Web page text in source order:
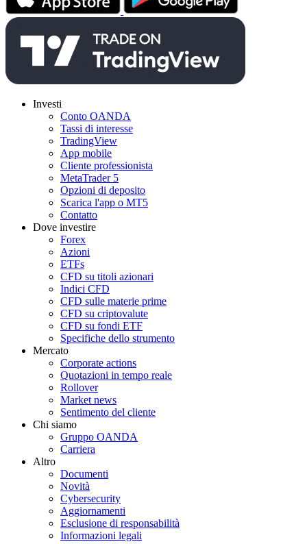
Investi
Conto OANDA
Tassi di interesse
TradingView
App mobile
Cliente professionista
MetaTrader 5
Opzioni di deposito
Scarica l'app o MT5
Contatto
Dove investire
Forex
Azioni
ETFs
CFD su titoli azionari
Indici CFD
CFD sulle materie prime
CFD su criptovalute
CFD su fondi ETF
Specifiche dello strumento
Mercato
Corporate actions
Quotazioni in tempo reale
Rollover
Market news
Sentimento del cliente
Chi siamo
Gruppo OANDA
Carriera
Altro
Documenti
Novità
Cybersecurity
Aggiornamenti
Esclusione di responsabilità
Informazioni legali